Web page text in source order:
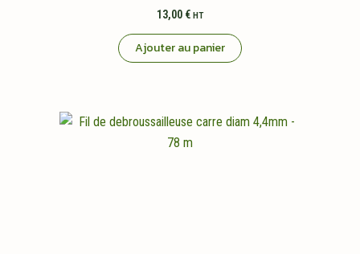
13,00 € HT
Ajouter au panier